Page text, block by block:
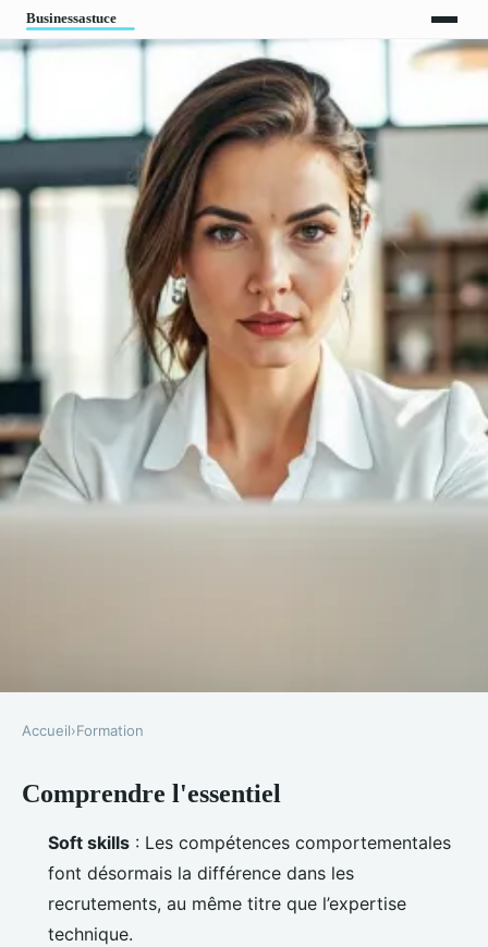
Top 5 soft skills essentielles pour
booster votre carrière
Tobie•26/03/2026 14:20•9 min de lecture
Accueil›Formation
Comprendre l'essentiel
Soft skills : Les compétences comportementales
font désormais la différence dans les
recrutements, au même titre que l’expertise
technique.